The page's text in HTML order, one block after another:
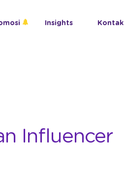
Insights Kontak
Influencer